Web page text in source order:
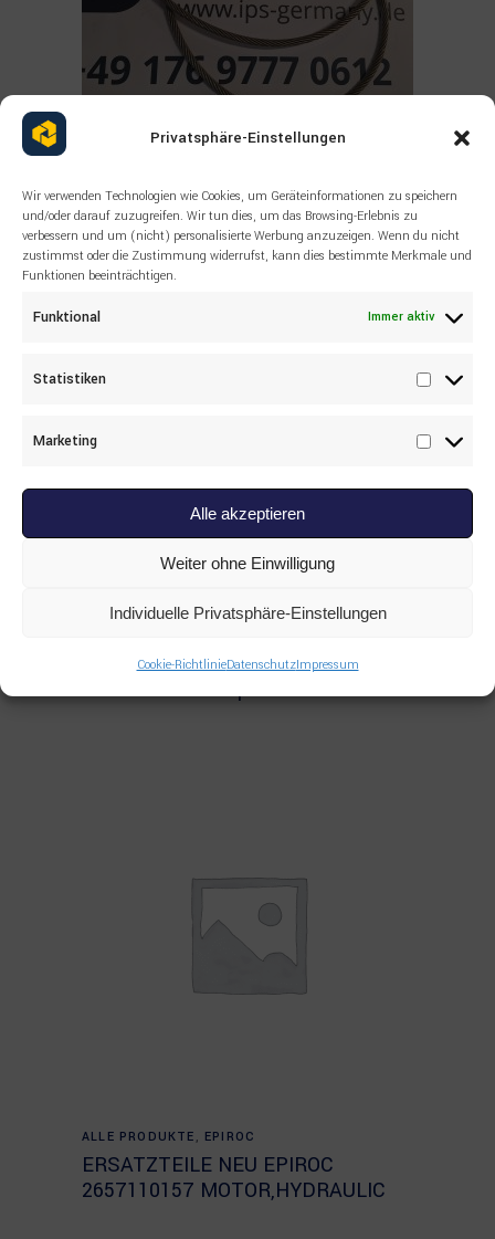
Privatsphäre-Einstellungen
Wir verwenden Technologien wie Cookies, um Geräteinformationen zu speichern
und/oder darauf zuzugreifen. Wir tun dies, um das Browsing-Erlebnis zu
verbessern und um (nicht) personalisierte Werbung anzuzeigen. Wenn du nicht
zustimmst oder die Zustimmung widerrufst, kann dies bestimmte Merkmale und
Funktionen beeinträchtigen.
Funktional Immer aktiv
Statistiken
Marketing
Alle akzeptieren
Weiter ohne Einwilligung
Individuelle Privatsphäre-Einstellungen
Cookie-RichtlinieDatenschutzImpressum
ALLE PRODUKTE SANDVIK SONSTIGES
SANDVIK Wire rope 55038518
ALLE PRODUKTE,SANDVIK,SONSTIGES
SANDVIK Wire rope 55038503
Read more
ALLE PRODUKTE , EPIROC
ERSATZTEILE NEU EPIROC
2657110157 MOTOR,HYDRAULIC